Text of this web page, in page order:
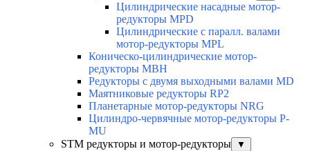
Цилиндрические насадные мотор-
редукторы MPD
Цилиндрические с паралл. валами
мотор-редукторы MPL
Коническо-цилиндрические мотор-
редукторы MBH
Редукторы с двумя выходными валами MD
Маятниковые редукторы RP2
Планетарные мотор-редукторы NRG
Цилиндро-червячные мотор-редукторы P-
MU
STM редукторы и мотор-редукторы
▼